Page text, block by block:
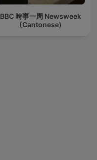
BBC 時事一周 Newsweek
(Cantonese)